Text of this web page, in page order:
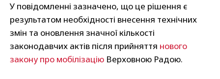
У повідомленні зазначено, що це рішення є
результатом необхідності внесення технічних
змін та оновлення значної кількості
законодавчих актів після прийняття нового
закону про мобілізацію Верховною Радою.